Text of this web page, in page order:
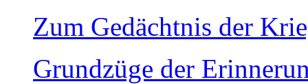
Zum Gedächtnis der
Grundzüge der